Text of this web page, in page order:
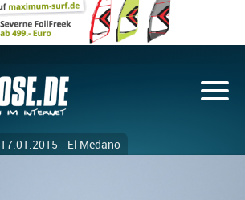
17.01.2015 - El Medano